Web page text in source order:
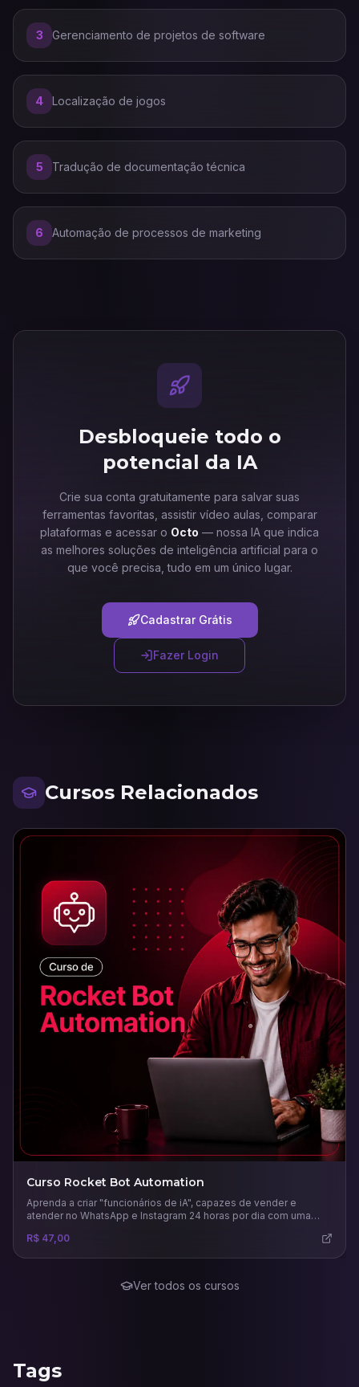
3 Gerenciamento de projetos de software
4 Localização de jogos
5 Tradução de documentação técnica
6 Automação de processos de marketing
Desbloqueie todo o
potencial da IA
Crie sua conta gratuitamente para salvar suas
ferramentas favoritas, assistir vídeo aulas, comparar
plataformas e acessar o Octo — nossa IA que indica
as melhores soluções de inteligência artificial para o
que você precisa, tudo em um único lugar.
Cadastrar Grátis
Fazer Login
Cursos Relacionados
Curso Rocket Bot Automation
Aprenda a criar "funcionários de iA", capazes de vender e
atender no WhatsApp e Instagram 24 horas por dia com uma
R$ 47,00
Ver todos os cursos
Tags